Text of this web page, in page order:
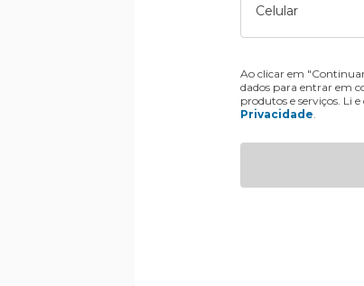
Celular
Ao clicar em
dados para entrar em
produtos e serviços. Li
Privacidade